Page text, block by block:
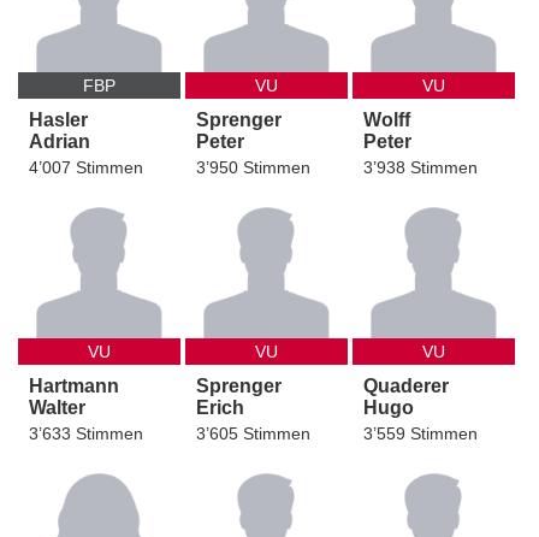
FBP
Hasler
Adrian
4’007 Stimmen
VU
Sprenger
Peter
3’950 Stimmen
VU
Wolff
Peter
3’938 Stimmen
VU
Hartmann
Walter
3’633 Stimmen
VU
Sprenger
Erich
3’605 Stimmen
VU
Quaderer
Hugo
3’559 Stimmen